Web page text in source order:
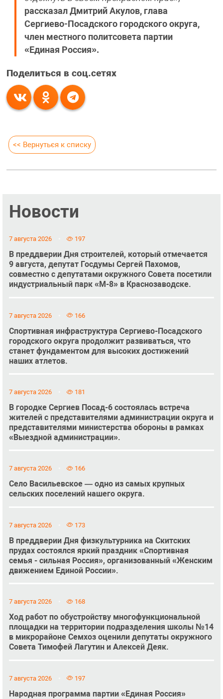
рассказал Дмитрий Акулов, глава
Сергиево-Посадского городского округа,
член местного политсовета партии
«Единая Россия».
Поделиться в соц.сетях
<< Вернуться к списку
Новости
7 августа 2026 197
В преддверии Дня строителей, который отмечается
9 августа, депутат Госдумы Сергей Пахомов,
совместно с депутатами окружного Совета посетили
индустриальный парк «М-8» в Краснозаводске.
7 августа 2026 166
Спортивная инфраструктура Сергиево-Посадского
городского округа продолжит развиваться, что
станет фундаментом для высоких достижений
наших атлетов.
7 августа 2026 181
В городке Сергиев Посад-6 состоялась встреча
жителей с представителями администрации округа и
представителями министерства обороны в рамках
«Выездной администрации».
7 августа 2026 166
Село Васильевское — одно из самых крупных
сельских поселений нашего округа.
7 августа 2026 173
В преддверии Дня физкультурника на Скитских
прудах состоялся яркий праздник «Спортивная
семья - сильная Россия», организованный «Женским
движением Единой России».
7 августа 2026 168
Ход работ по обустройству многофункциональной
площадки на территории подразделения школы №14
в микрорайоне Семхоз оценили депутаты окружного
Совета Тимофей Лагутин и Алексей Деяк.
7 августа 2026 197
Народная программа партии «Единая Россия»